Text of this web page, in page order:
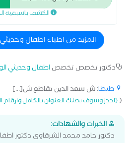
الكشف باسبقية
المزيد من اطباء اطفال
دكتور تخصص تخصصاطفال وحديثي
طنطا: ش سعد الدين تقاطع ش[...]
((احجز وسوف يصلك العنوان بالكامل وارقام
الخبرات والشهادات:
دكتور حامد محمد الشرقاوى دكتور